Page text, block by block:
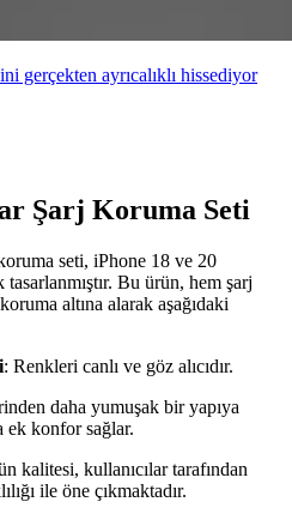
gerçekten ayrıcalıklı hissediyor
Şarj Koruma Seti
seti, iPhone 18 ve 20
Bu ürün, hem şarj
altına alarak aşağıdaki
: Renkleri canlı ve göz alıcıdır.
daha yumuşak bir yapıya
ek konfor sağlar.
kalitesi, kullanıcılar tarafından
ile öne çıkmaktadır.